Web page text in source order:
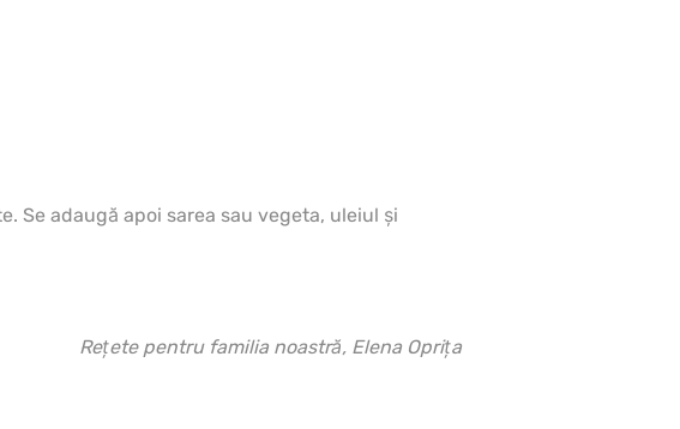
Se adaugă apoi sarea sau vegeta, uleiul şi
Reţete pentru familia noastră, Elena Opriţa